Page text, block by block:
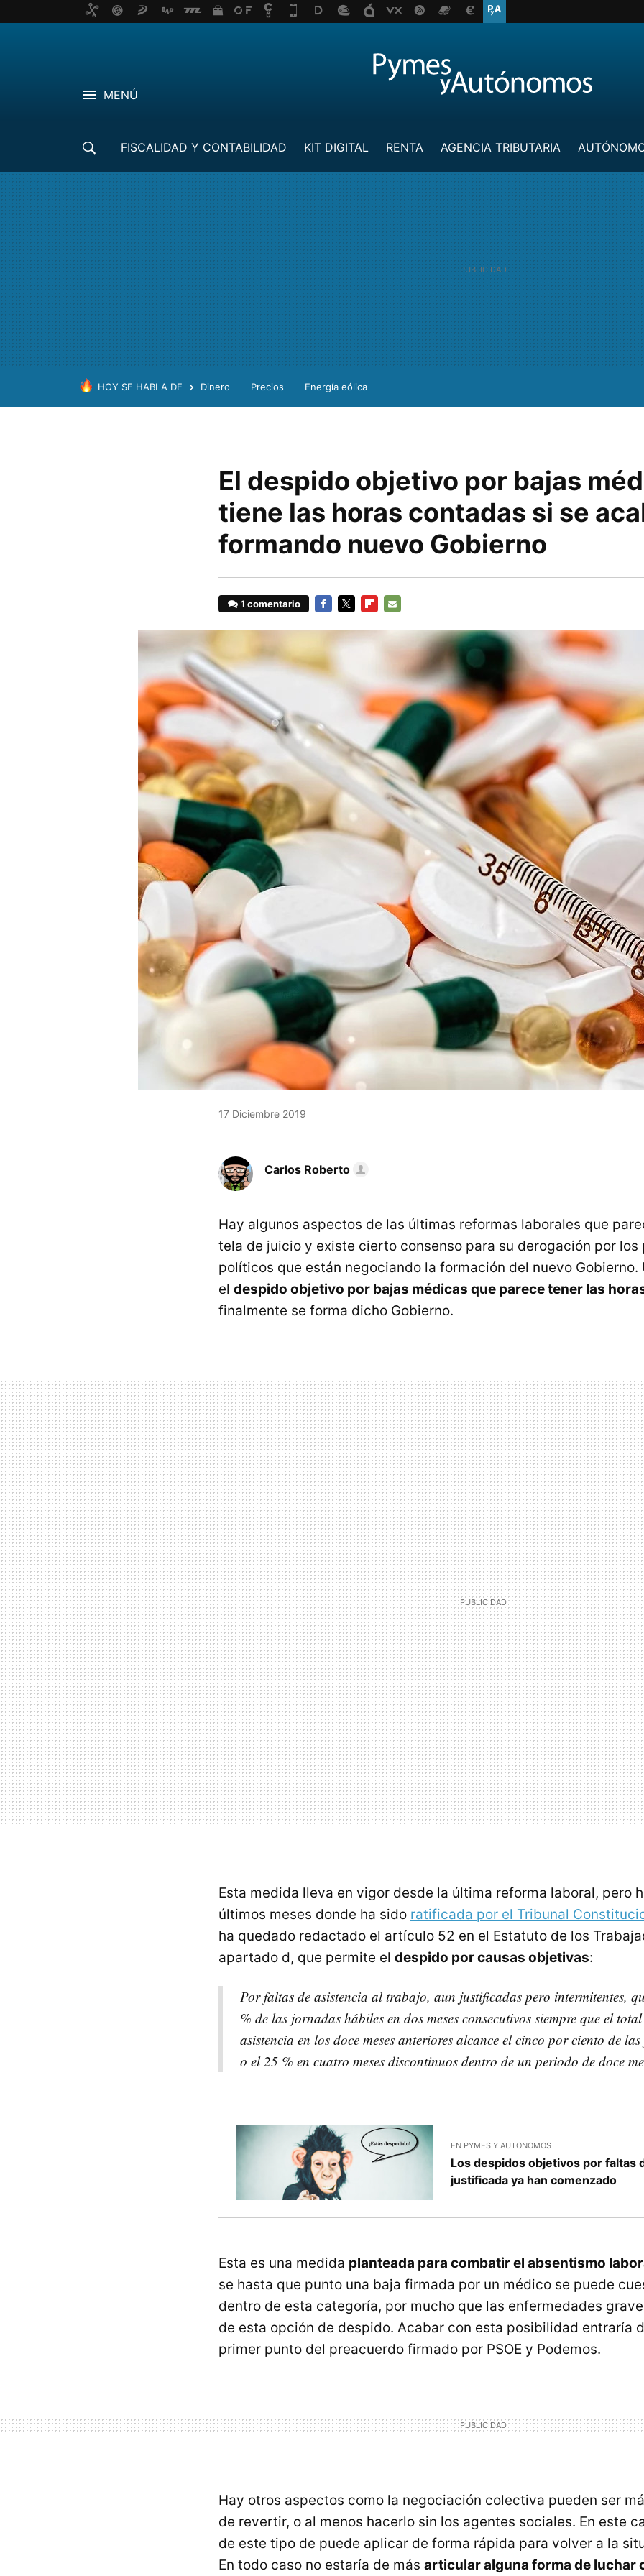
MENÚ
FISCALIDAD Y CONTABILIDAD KIT DIGITAL RENTA AGENCIA TRIBUTARIA
HOY SE HABLA DE Dinero Precios Energía eólica
El despido objetivo por bajas
tiene las horas contadas si se
formando nuevo Gobierno
1 comentario
17 Diciembre 2019
Carlos Roberto
Hay algunos aspectos de las últimas reformas laborales que
tela de juicio y existe cierto consenso para su derogación por los
políticos que están negociando la formación del nuevo Gobierno.
el despido objetivo por bajas médicas que parece tener las
finalmente se forma dicho Gobierno.
Esta medida lleva en vigor desde la última reforma laboral, pero
últimos meses donde ha sido ratificada por el Tribunal
ha quedado redactado el artículo 52 en el Estatuto de los
apartado d, que permite el despido por causas objetivas:
Por faltas de asistencia al trabajo, aun justificadas pero intermitentes,
% de las jornadas hábiles en dos meses consecutivos siempre que el
asistencia en los doce meses anteriores alcance el cinco por ciento de
o el 25 % en cuatro meses discontinuos dentro de un periodo de doce
EN PYMES Y AUTONOMOS
Los despidos objetivos por faltas
justificada ya han comenzado
Esta es una medida planteada para combatir el absentismo
se hasta que punto una baja firmada por un médico se puede
dentro de esta categoría, por mucho que las enfermedades
de esta opción de despido. Acabar con esta posibilidad entraría
primer punto del preacuerdo firmado por PSOE y Podemos.
Hay otros aspectos como la negociación colectiva pueden ser
de revertir, o al menos hacerlo sin los agentes sociales. En este
de este tipo de puede aplicar de forma rápida para volver a la
En todo caso no estaría de más articular alguna forma de luchar